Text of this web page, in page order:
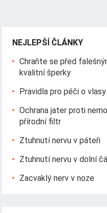
NEJLEPŠÍ ČLÁNKY
Chraňte se před
kvalitní šperky
Pravidla pro péči o
Ochrana jater proti
přírodní filtr
Ztuhnutí nervu v páteři
Ztuhnutí nervu v dolní
Zacvaklý nerv v noze